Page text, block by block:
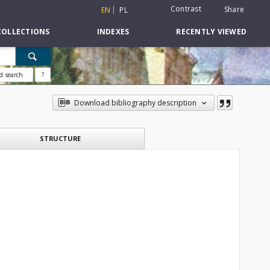
EN PL Contrast Share
INDEXES RECENTLY VIEWED
search ?
Download bibliography description
STRUCTURE